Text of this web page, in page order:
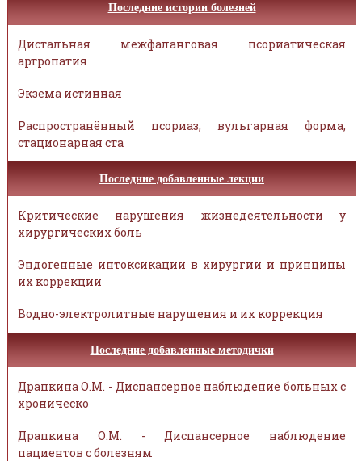
Последние истории болезней
Дистальная межфаланговая псориатическая
артропатия
Экзема истинная
Распространённый псориаз, вульгарная форма,
стационарная ста
Последние добавленные лекции
Критические нарушения жизнедеятельности у
хирургических боль
Эндогенные интоксикации в хирургии и принципы
их коррекции
Водно-электролитные нарушения и их коррекция
Последние добавленные методички
Драпкина О.М. - Диспансерное наблюдение больных с
хроническо
Драпкина О.М. - Диспансерное наблюдение
пациентов с болезням